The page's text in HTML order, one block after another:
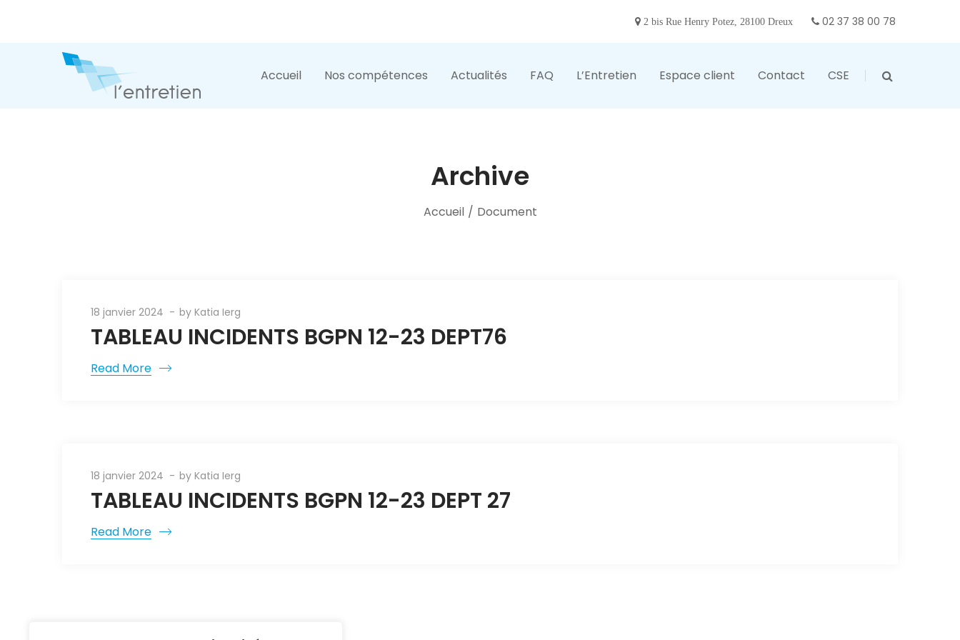
2 bis Rue Henry Potez, 28100 Dreux 02 37 38 00 78
Accueil Nos compétences Actualités FAQ L’Entretien Espace client Contact CSE
Archive
Accueil / Document
18 janvier 2024 by Katia Ierg
TABLEAU INCIDENTS BGPN 12-23 DEPT76
Read More
18 janvier 2024 by Katia Ierg
TABLEAU INCIDENTS BGPN 12-23 DEPT 27
Read More